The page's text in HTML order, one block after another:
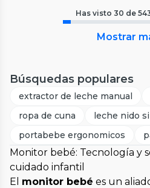
Has visto 30 de
Mostrar
Búsquedas populares
extractor de leche manual
ropa de cuna
leche nido
portabebe ergonomicos
Monitor bebé: Tecnología y
cuidado infantil
El monitor bebé es un